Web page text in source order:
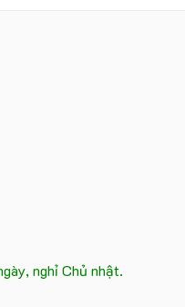
nghỉ Chủ nhật.